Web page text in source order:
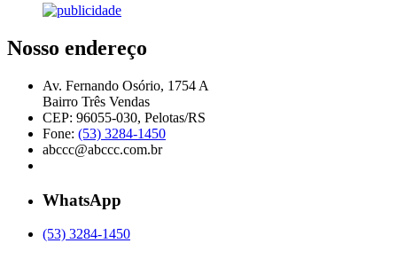
Nosso endereço
Av. Fernando Osório, 1754 A
Bairro Três Vendas
CEP: 96055-030, Pelotas/RS
Fone: (53) 3284-1450
abccc@abccc.com.br
WhatsApp
(53) 3284-1450